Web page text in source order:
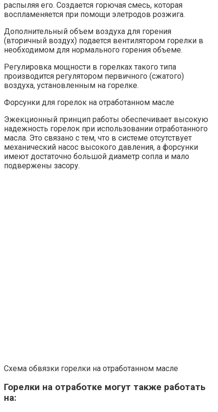
распыляя его. Создается горючая смесь, которая
воспламеняется при помощи элетродов розжига.
Дополнительный объем воздуха для горения
(вторичный воздух) подается вентилятором горелки в
необходимом для нормального горения объеме.
Регулировка мощности в горелках такого типа
производится регулятором первичного (сжатого)
воздуха, установленным на горелке.
Форсунки для горелок на отработанном масле
Эжекционный принцип работы обеспечивает высокую
надежность горелок при использовании отработанного
масла. Это связано с тем, что в системе отсутствует
механический насос высокого давления, а форсунки
имеют достаточно большой диаметр сопла и мало
подвержены засору.
Схема обвязки горелки на отработанном масле
Горелки на отработке могут также работать
на: